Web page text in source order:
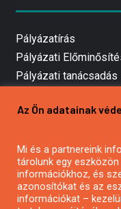
Pályázatírás
Pályázati
Pályázati tanácsadás
Mezőgazdasági
Pályázatírás civil
Pályázatírás
Pályázatfigyelés
Specifikus
Az Ön adatainak
Mi és a partnereink
tárolunk egy
információkhoz, és
azonosítókat és az
információkat –